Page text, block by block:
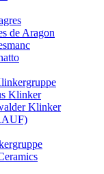
de Aragon
Klinker
Klinker